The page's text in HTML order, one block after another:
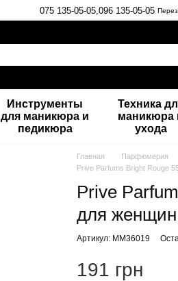
075 135-05-05, 096 135-05-05
Инструменты
для маникюра и
педикюра
Техника
маникюра
ухода
Главная Парфюмерия
Prive Parfums Bright Rouge
Prive
для
Артикул: MM36019
191 грн